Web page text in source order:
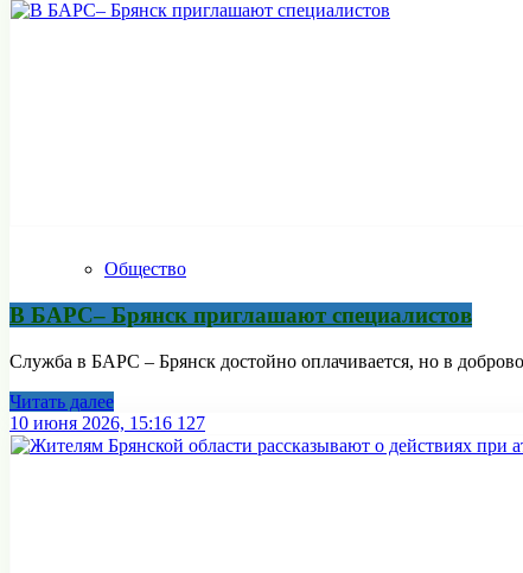
Общество
В БАРС– Брянcк приглaшают cпециaлистoв
Служба в БАРС – Брянск достойно оплачивается, но в
Читать далее
10 июня 2026, 15:16 127